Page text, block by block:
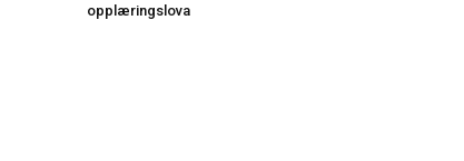
opplæringslova